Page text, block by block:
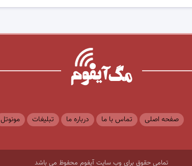
صفحه اصلی تماس با ما درباره ما تبلیغات مونوتل
تمامی حقوق برای وب سایت آیفوم محفوظ می باشد